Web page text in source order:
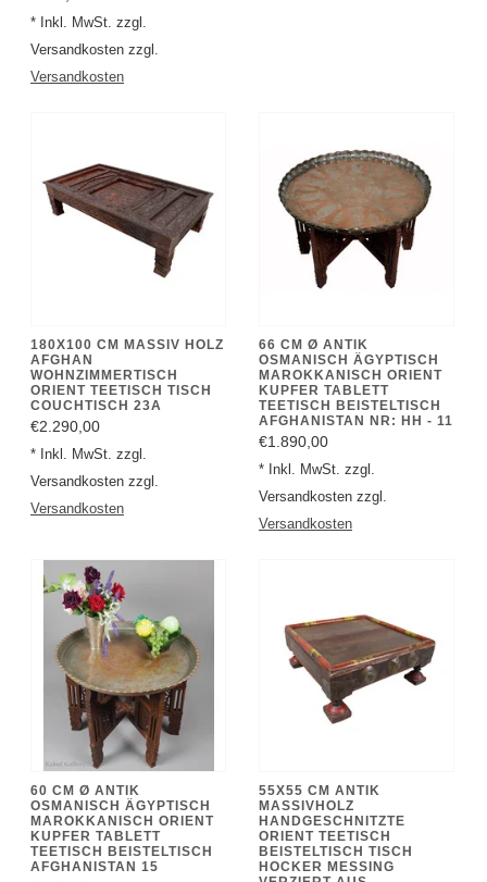
Versandkosten zzgl.
Versandkosten
WOHNZIMMERTISCH
ORIENT TEETISCH TISCH
COUCHTISCH 23A
€2.290,00
* Inkl. MwSt. zzgl.
Versandkosten zzgl.
Versandkosten
MAROKKANISCH ORIENT
KUPFER TABLETT
TEETISCH BEISTELTISCH
AFGHANISTAN NR: HH - 11
€1.890,00
* Inkl. MwSt. zzgl.
Versandkosten zzgl.
Versandkosten
60 CM Ø ANTIK
MAROKKANISCH ORIENT
KUPFER TABLETT
TEETISCH BEISTELTISCH
AFGHANISTAN 15
€690,00
HANDGESCHNITZTE
ORIENT TEETISCH
BEISTELTISCH TISCH
HOCKER MESSING
VERZIERT AUS
AFGHANISTAN NR-23